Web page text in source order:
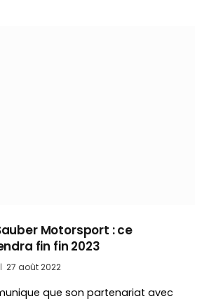
Motorsport : ce
fin fin 2023
27 août 2022
que son partenariat avec